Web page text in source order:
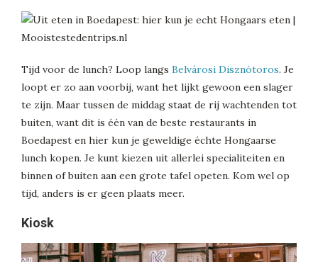
Tijd voor de lunch? Loop langs Belvárosi Disznótoros. Je
loopt er zo aan voorbij, want het lijkt gewoon een slager
te zijn. Maar tussen de middag staat de rij wachtenden tot
buiten, want dit is één van de beste restaurants in
Boedapest en hier kun je geweldige échte Hongaarse
lunch kopen. Je kunt kiezen uit allerlei specialiteiten en
binnen of buiten aan een grote tafel opeten. Kom wel op
tijd, anders is er geen plaats meer.
Kiosk